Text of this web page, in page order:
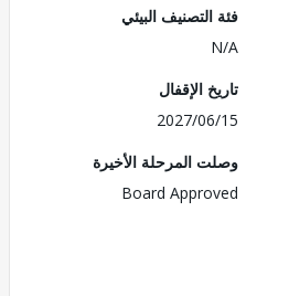
فئة التصنيف البيئي
تاريخ الإقفال
2027/06/15
وصلت المرحلة الأخيرة
Board Approved